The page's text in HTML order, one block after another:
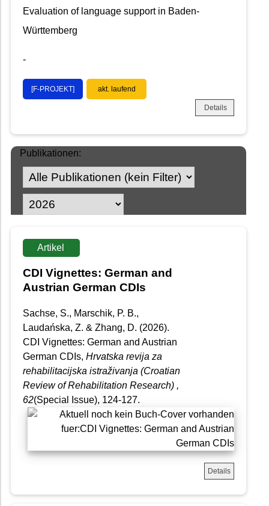
Evaluation of language support in Baden-
Württemberg
-
[F-PROJEKT] akt. laufend
Details
Publikationen:
Artikel
CDI Vignettes: German and
Austrian German CDIs
Sachse, S., Marschik, P. B.,
Laudańska, Z. & Zhang, D. (2026).
CDI Vignettes: German and Austrian
German CDIs, Hrvatska revija za
rehabilitacijska istraživanja (Croatian
Review of Rehabilitation Research) ,
62(Special Issue), 124-127.
Details